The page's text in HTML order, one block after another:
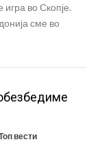
во Скопје.
сме во
вести